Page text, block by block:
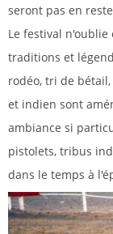
seront pas en
Le festival
traditions et
rodéo, tri de
et indien sont
ambiance si
pistolets, tribus
dans le temps à